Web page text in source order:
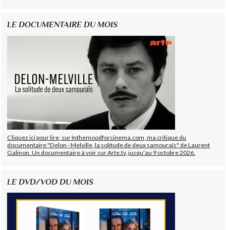
LE DOCUMENTAIRE DU MOIS
Cliquez ici pour lire, sur Inthemoodforcinema.com, ma critique du
documentaire "Delon - Melville, la solitude de deux samouraïs" de Laurent
Galinon. Un documentaire à voir sur Arte.tv, jusqu'au 9 octobre 2026.
LE DVD/VOD DU MOIS